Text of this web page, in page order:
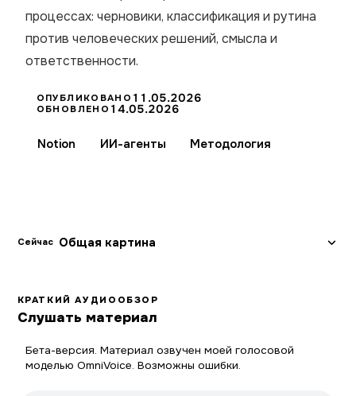
процессах: черновики, классификация и рутина
против человеческих решений, смысла и
ответственности.
ОПУБЛИКОВАНО 11.05.2026
ОБНОВЛЕНО 14.05.2026
Notion ИИ-агенты Методология
Сейчас Общая картина
КРАТКИЙ АУДИООБЗОР
Слушать материал
Бета-версия. Материал озвучен моей голосовой
моделью OmniVoice. Возможны ошибки.